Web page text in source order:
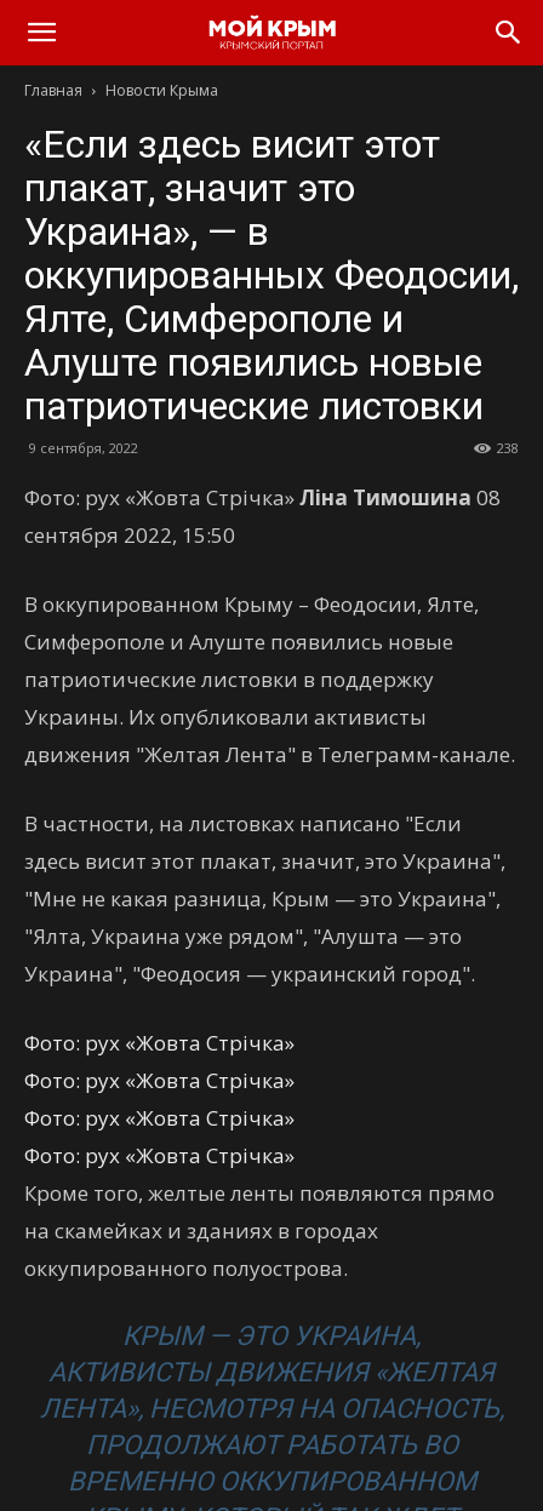
Главная Новости Крыма
«Если здесь висит этот
плакат, значит это
Украина», — в
оккупированных Феодосии,
Ялте, Симферополе и
Алуште появились новые
патриотические листовки
9 сентября, 2022 238
Фото: рух «Жовта Стрічка»Ліна Тимошина 08
сентября 2022, 15:50
В оккупированном Крыму – Феодосии, Ялте,
Симферополе и Алуште появились новые
патриотические листовки в поддержку
Украины. Их опубликовали активисты
движения "Желтая Лента" в Телеграмм-канале.
В частности, на листовках написано "Если
здесь висит этот плакат, значит, это Украина",
"Мне не какая разница, Крым — это Украина",
"Ялта, Украина уже рядом", "Алушта — это
Украина", "Феодосия — украинский город".
Фото: рух «Жовта Стрічка»
Фото: рух «Жовта Стрічка»
Фото: рух «Жовта Стрічка»
Фото: рух «Жовта Стрічка»
Кроме того, желтые ленты появляются прямо
на скамейках и зданиях в городах
оккупированного полуострова.
КРЫМ — ЭТО УКРАИНА,
АКТИВИСТЫ ДВИЖЕНИЯ «ЖЕЛТАЯ
ЛЕНТА», НЕСМОТРЯ НА ОПАСНОСТЬ,
ПРОДОЛЖАЮТ РАБОТАТЬ ВО
ВРЕМЕННО ОККУПИРОВАННОМ